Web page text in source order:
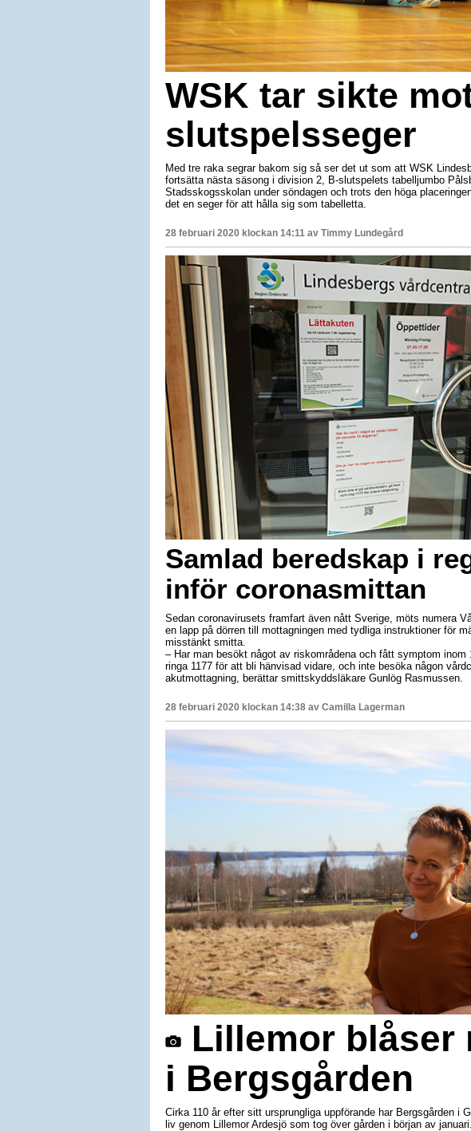
WSK tar sikte
slutspelsseger
Med tre raka segrar bakom sig så ser det ut som att WSK
fortsätta nästa säsong i division 2, B-slutspelets tabelljumbo
Stadsskogsskolan under söndagen och trots den höga
det en seger för att hålla sig som tabelletta.
28 februari 2020 klockan 14:11 av Timmy Lundegård
Samlad beredskap i
inför coronasmittan
Sedan coronavirusets framfart även nått Sverige, möts numera
en lapp på dörren till mottagningen med tydliga instruktioner för
misstänkt smitta.
– Har man besökt något av riskområdena och fått symptom inom
ringa 1177 för att bli hänvisad vidare, och inte besöka någon
akutmottagning, berättar smittskyddsläkare Gunlög Rasmussen.
28 februari 2020 klockan 14:38 av Camilla Lagerman
Lillemor blåser
i Bergsgården
Cirka 110 år efter sitt ursprungliga uppförande har Bergsgården i
liv genom Lillemor Ardesjö som tog över gården i början av januari.